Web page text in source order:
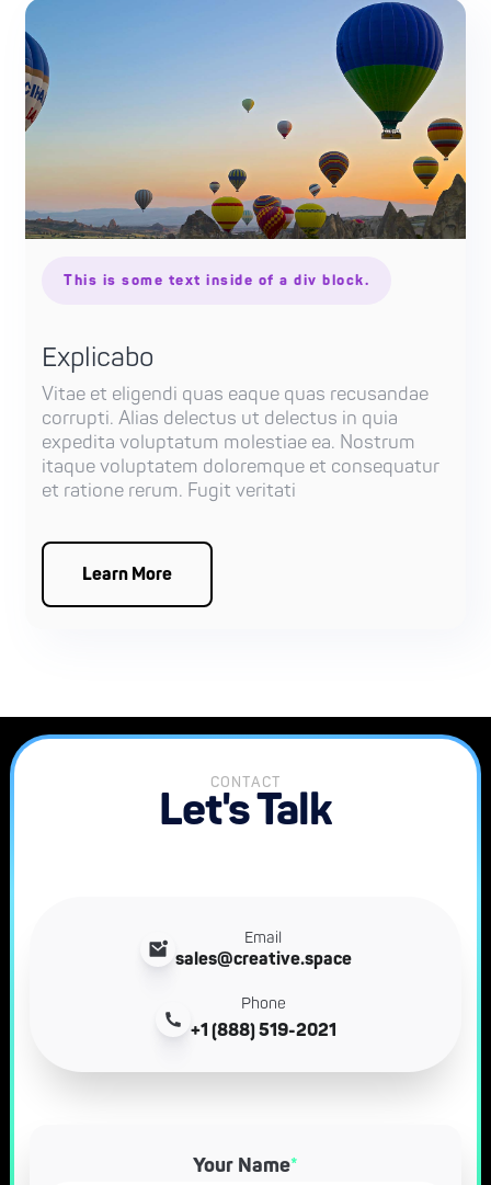
This is some text inside of a div block.
Explicabo
Vitae et eligendi quas eaque quas recusandae
corrupti. Alias delectus ut delectus in quia
expedita voluptatum molestiae ea. Nostrum
itaque voluptatem doloremque et consequatur
et ratione rerum. Fugit veritati
Learn More
CONTACT
Let's Talk
Email
sales@creative.space
Phone
+1 (888) 519-2021
Your Name*